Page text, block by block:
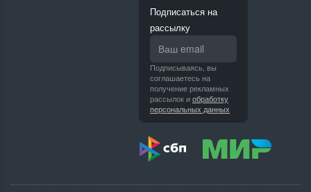
Подписаться на
рассылку
Подписываясь, вы
соглашаетесь на
получение рекламных
рассылок иобработку
персональных данных